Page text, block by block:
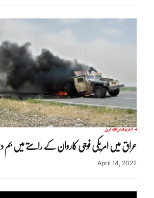
انٹرنیشنلتازہ ترین
عراق میں امریکی فوجی کاروان کے راستے میں بم
April 14, 2022